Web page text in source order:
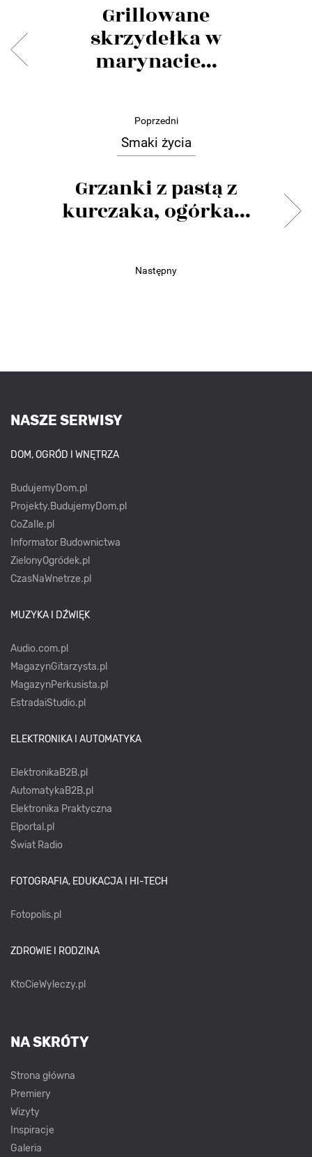
Grillowane
skrzydełka w
marynacie...
Poprzedni
Smaki życia
Grzanki z pastą z
kurczaka, ogórka...
Następny
NASZE SERWISY
DOM, OGRÓD I WNĘTRZA
BudujemyDom.pl
Projekty.BudujemyDom.pl
CoZaIle.pl
Informator Budownictwa
ZielonyOgródek.pl
CzasNaWnetrze.pl
MUZYKA I DŹWIĘK
Audio.com.pl
MagazynGitarzysta.pl
MagazynPerkusista.pl
EstradaiStudio.pl
ELEKTRONIKA I AUTOMATYKA
ElektronikaB2B.pl
AutomatykaB2B.pl
Elektronika Praktyczna
Elportal.pl
Świat Radio
FOTOGRAFIA, EDUKACJA I HI-TECH
Fotopolis.pl
ZDROWIE I RODZINA
KtoCieWyleczy.pl
NA SKRÓTY
Strona główna
Premiery
Wizyty
Inspiracje
Galeria